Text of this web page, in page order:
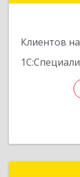
Клиентов